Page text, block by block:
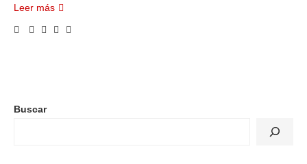
Leer más
Buscar